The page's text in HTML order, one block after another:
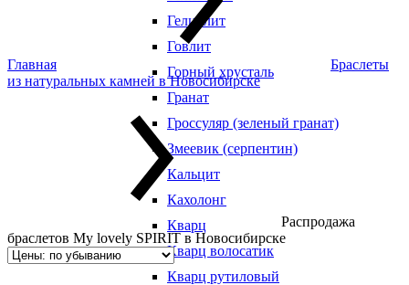
Гелиолит
Говлит
Горный хрусталь
Гранат
Гроссуляр (зеленый гранат)
Змеевик (серпентин)
Кальцит
Кахолонг
Кварц
Кварц волосатик
Кварц рутиловый
Главная
Браслеты
из натуральных камней в Новосибирске
Распродажа
браслетов My lovely SPIRIT в Новосибирске